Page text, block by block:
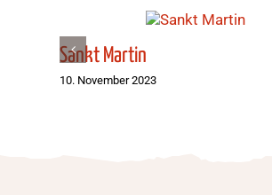
Sankt Martin
10. November 2023